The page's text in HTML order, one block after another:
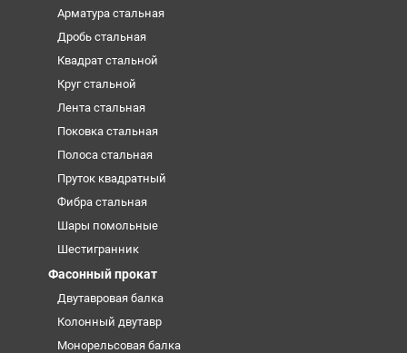
Арматура стальная
Дробь стальная
Квадрат стальной
Круг стальной
Лента стальная
Поковка стальная
Полоса стальная
Пруток квадратный
Фибра стальная
Шары помольные
Шестигранник
Фасонный прокат
Двутавровая балка
Колонный двутавр
Монорельсовая балка